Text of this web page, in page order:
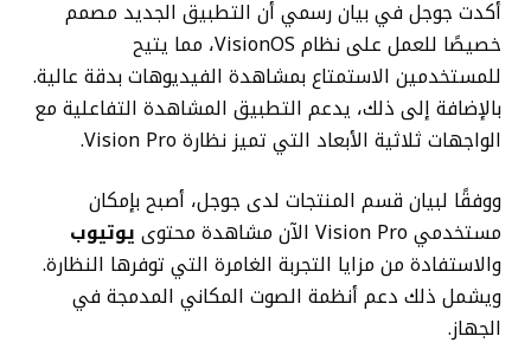
أكدت جوجل في بيان رسمي أن التطبيق الجديد مصمم
خصيصًا للعمل على نظام VisionOS، مما يتيح
للمستخدمين الاستمتاع بمشاهدة الفيديوهات بدقة عالية.
بالإضافة إلى ذلك، يدعم التطبيق المشاهدة التفاعلية مع
الواجهات ثلاثية الأبعاد التي تميز نظارة Vision Pro.
ووفقًا لبيان قسم المنتجات لدى جوجل، أصبح بإمكان
مستخدمي Vision Pro الآن مشاهدة محتوى
يوتيوب
والاستفادة من مزايا التجربة الغامرة التي توفرها النظارة.
ويشمل ذلك دعم أنظمة الصوت المكاني المدمجة في
الجهاز.